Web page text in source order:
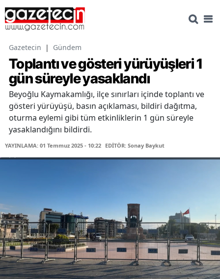
Gazetecin | Gündem
Toplantı ve gösteri yürüyüşleri 1
gün süreyle yasaklandı
Beyoğlu Kaymakamlığı, ilçe sınırları içinde toplantı ve
gösteri yürüyüşü, basın açıklaması, bildiri dağıtma,
oturma eylemi gibi tüm etkinliklerin 1 gün süreyle
yasaklandığını bildirdi.
YAYINLAMA: 01 Temmuz 2025 - 10:22 EDİTÖR: Sonay Baykut